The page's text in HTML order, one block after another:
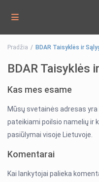
Pradžia BDAR Taisyklės ir
BDAR Taisyklės
Kas mes esame
Mūsų svetainės adresas yra
pateikiami poilsio namelių ir
pasiūlymai visoje Lietuvoje.
Komentarai
Kai lankytojai palieka